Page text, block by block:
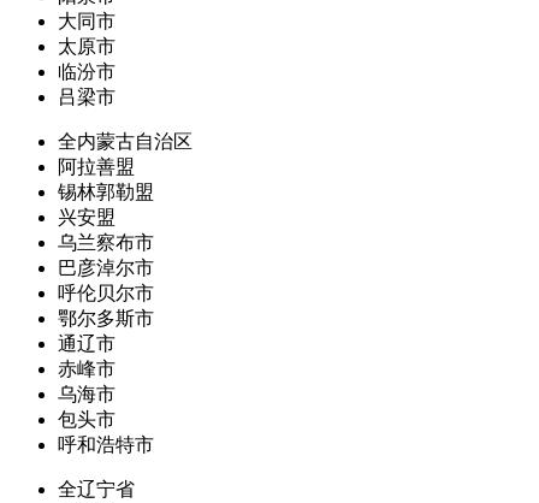
大同市
太原市
临汾市
吕梁市
全内蒙古自治区
阿拉善盟
锡林郭勒盟
兴安盟
乌兰察布市
巴彦淖尔市
呼伦贝尔市
鄂尔多斯市
通辽市
赤峰市
乌海市
包头市
呼和浩特市
全辽宁省